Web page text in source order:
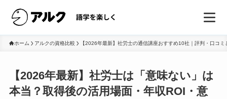
ホーム アルクの資格比較 【2026年最新】社労士の通信講座おすすめ10社｜評判・口コ
【2026年最新】社労士は「意味ない」は
本当？取得後の活用場面・年収ROI・意